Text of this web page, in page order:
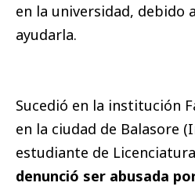
en la universidad, debido
ayudarla.
Sucedió en la institución
en la ciudad de Balasore
estudiante de
denunció ser abusada